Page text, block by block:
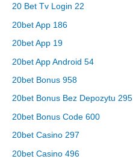
20 Bet Tv Login 22
20bet App 186
20bet App 19
20bet App Android 54
20bet Bonus 958
20bet Bonus Bez Depozytu 295
20bet Bonus Code 600
20bet Casino 297
20bet Casino 496